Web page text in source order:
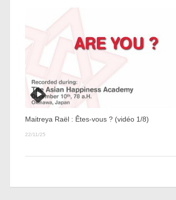
Maitreya Raël : Êtes-vous ? (vidéo 1/8)
22/11/25